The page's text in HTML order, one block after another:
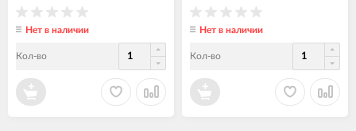
Нет в наличии
Кол-во
Нет в наличии
Кол-во